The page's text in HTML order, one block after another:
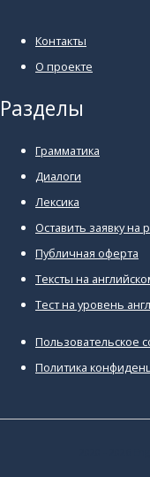
Контакты
О проекте
Разделы
Грамматика
Диалоги
Лексика
Оставить заявку на
Публичная оферта
Тексты на
Тест на уровень
Пользовательское
Политика